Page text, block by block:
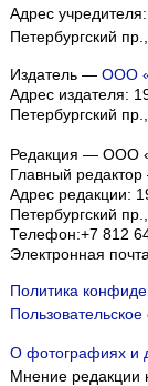
Адрес
Петербургский
Издатель — ООО
Адрес издателя:
Петербургский
Редакция — ООО
Главный
Адрес редакции:
Петербургский
Телефон:+7 812
Электронная
Политика
О фотографиях и
Мнение редакции